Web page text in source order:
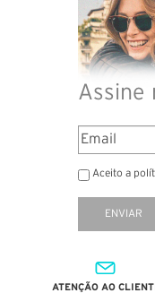
Assine
Aceito a
ENVIAR
ATENÇÃO AO